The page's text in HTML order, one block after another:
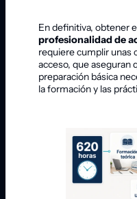
En definitiva, obtener
profesionalidad de
requiere cumplir unas
acceso, que aseguran
preparación básica
la formación y las